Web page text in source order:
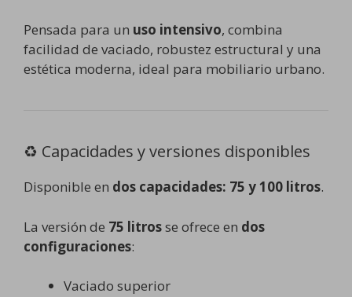
Pensada para un uso intensivo, combina
facilidad de vaciado, robustez estructural y una
estética moderna, ideal para mobiliario urbano.
♻️ Capacidades y versiones disponibles
Disponible en dos capacidades: 75 y 100 litros.
La versión de 75 litrosse ofrece en dos
configuraciones:
Vaciado superior